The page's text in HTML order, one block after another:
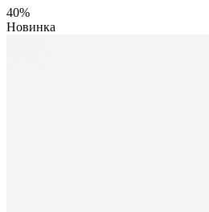
40%
Новинка